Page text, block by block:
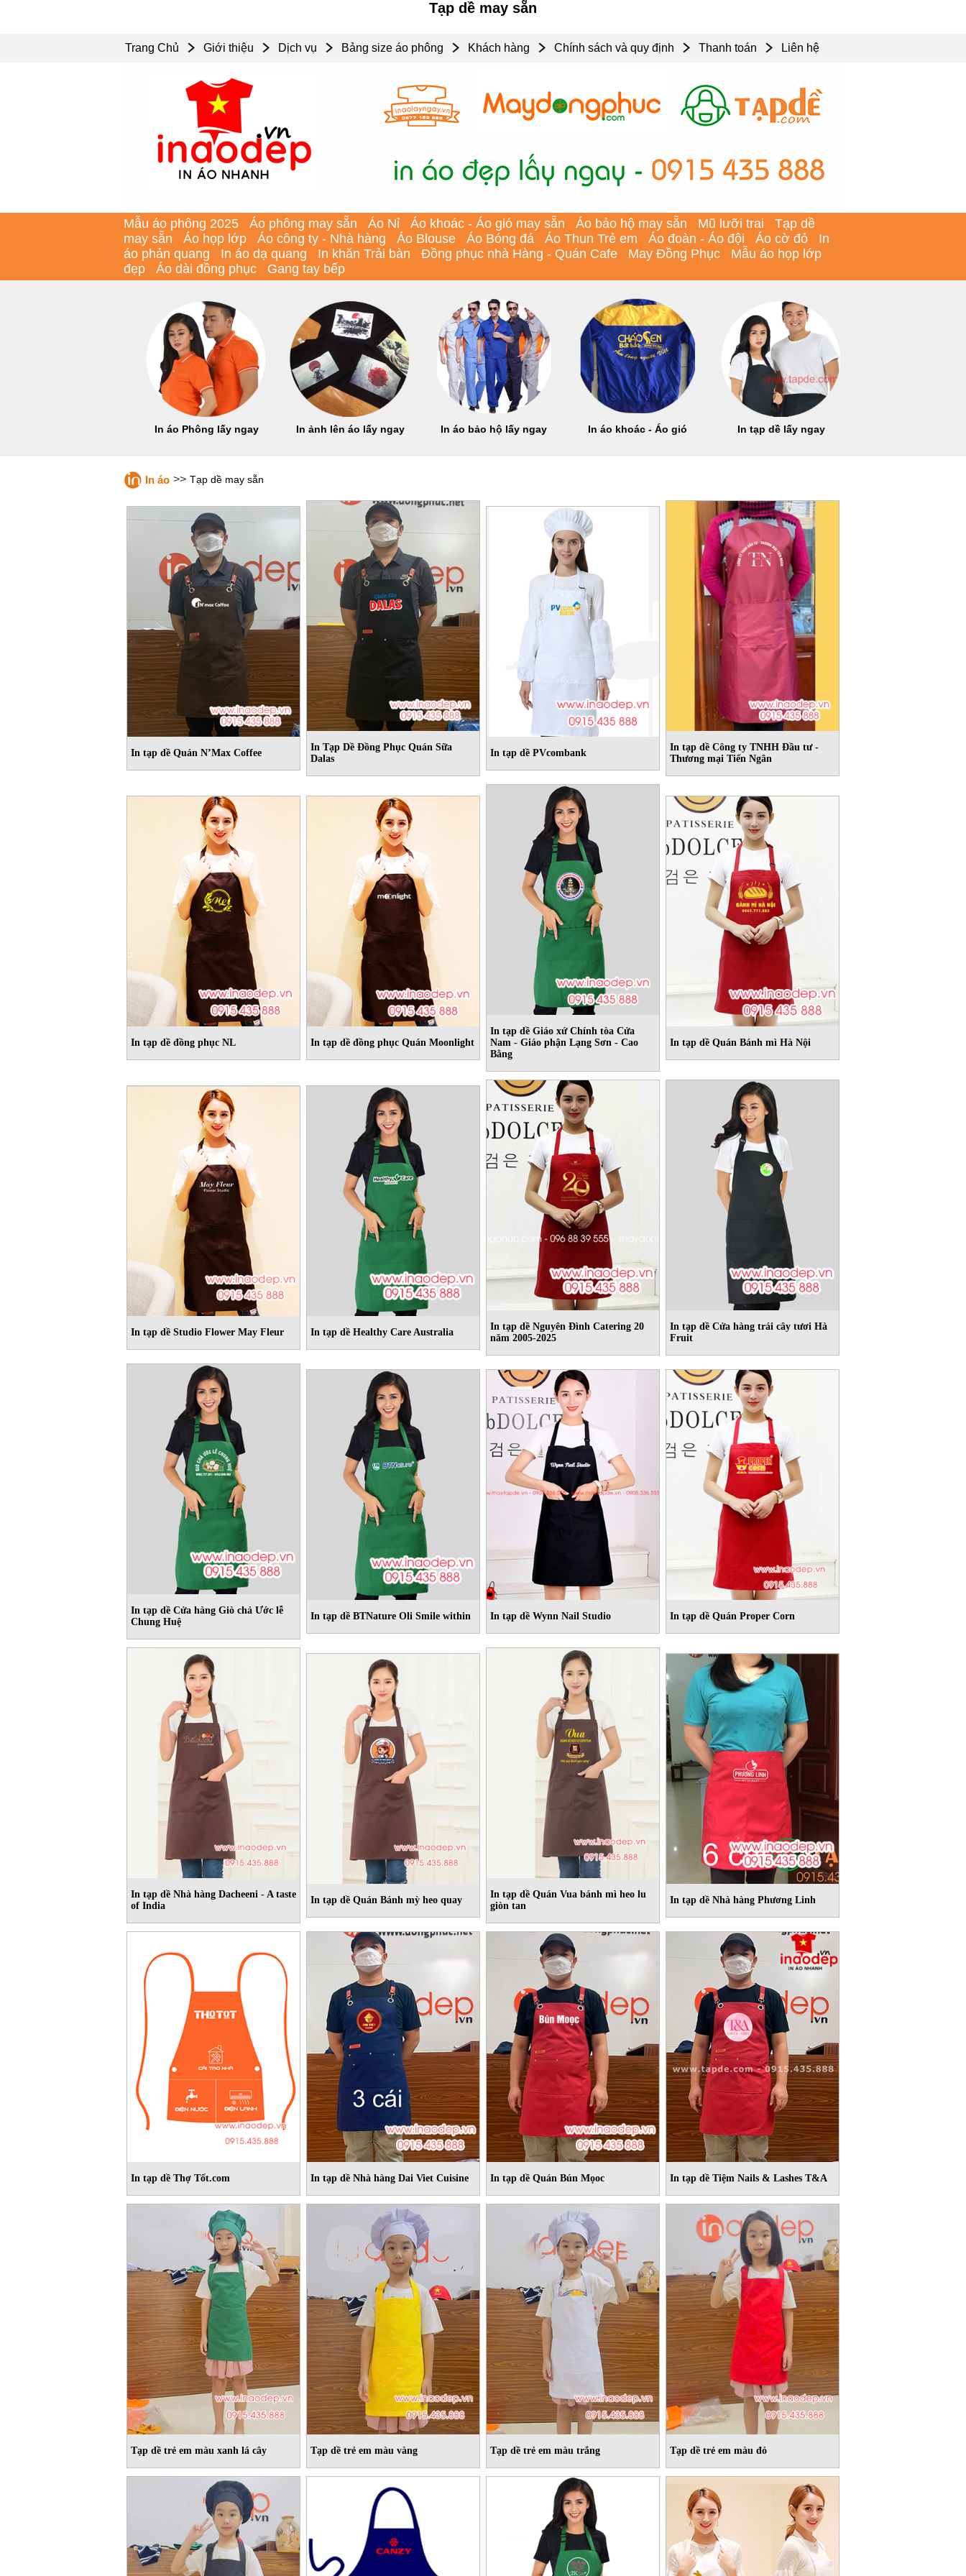
Tạp dề may sẵn
Trang Chủ Giới thiệu Dịch vụ Bảng size áo phông Khách hàng Chính sách và quy định Thanh toán Liên hệ
Mẫu áo phông 2025 Áo phông may sẵn Áo Nỉ Áo khoác - Áo gió may sẵn Áo bảo hộ may sẵn Mũ lưỡi trai
Tạp dề
may sẵn
Áo họp lớp Áo công ty - Nhà hàng Áo Blouse Áo Bóng đá Áo Thun Trẻ em Áo đoàn - Áo đội Áo cờ đỏ
In
áo phản quang
In áo dạ quang In khăn Trải bàn Đồng phục nhà Hàng - Quán Cafe May Đồng Phục
Mẫu áo họp lớp
đẹp
Áo dài đồng phục Gang tay bếp
In áo Phông lấy ngay In ảnh lên áo lấy ngay In áo bảo hộ lấy ngay In áo khoác - Áo gió In tạp dề lấy ngay
In áo >> Tạp dề may sẵn
In tạp dề Quán N’Max Coffee
In Tạp Dề Đồng Phục Quán Sữa
Dalas
In tạp dề PVcombank
In tạp dề Công ty TNHH Đầu tư -
Thương mại Tiến Ngân
In tạp dề đồng phục NL In tạp dề đồng phục Quán Moonlight
In tạp dề Giáo xứ Chính tòa Cửa
Nam - Giáo phận Lạng Sơn - Cao
Bằng
In tạp dề Quán Bánh mì Hà Nội
In tạp dề Studio Flower May Fleur In tạp dề Healthy Care Australia
In tạp dề Nguyên Đình Catering 20
năm 2005-2025
In tạp dề Cửa hàng trái cây tươi Hà
Fruit
In tạp dề Cửa hàng Giò chả Ước lễ
Chung Huệ
In tạp dề BTNature Oli Smile within In tạp dề Wynn Nail Studio In tạp dề Quán Proper Corn
In tạp dề Nhà hàng Dacheeni - A taste
of India
In tạp dề Quán Bánh mỳ heo quay
In tạp dề Quán Vua bánh mì heo lu
giòn tan
In tạp dề Nhà hàng Phương Linh
In tạp dề Thợ Tốt.com In tạp dề Nhà hàng Dai Viet Cuisine In tạp dề Quán Bún Mọoc In tạp dề Tiệm Nails & Lashes T&A
Tạp dề trẻ em màu xanh lá cây Tạp dề trẻ em màu vàng Tạp dề trẻ em màu trắng Tạp dề trẻ em màu đỏ